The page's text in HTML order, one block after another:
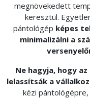
megnövekedett
keresztül.
pántológép képes
minimalizálni a
Ne hagyja, hogy
lelassítsák a
kézi